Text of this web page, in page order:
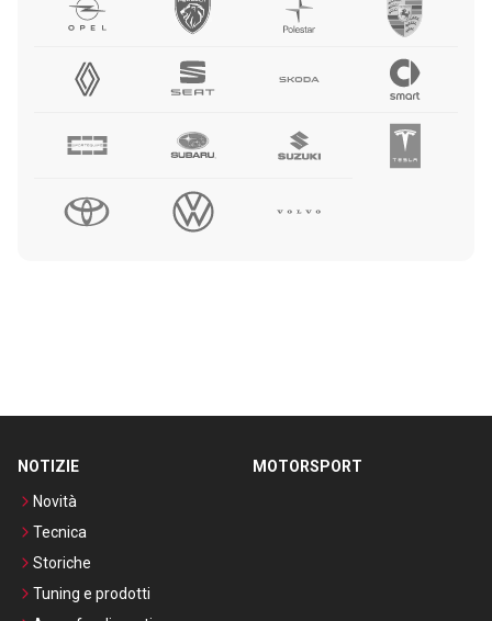
NOTIZIE
Novità
Tecnica
Storiche
Tuning e prodotti
MOTORSPORT